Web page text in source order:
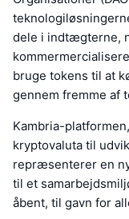
dele i indtægterne,
bruge tokens til at
gennem fremme af
Kambria-
kryptovaluta til
repræsenterer en
til et
åbent, til gavn for